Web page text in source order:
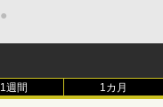
●
1週間 1カ月